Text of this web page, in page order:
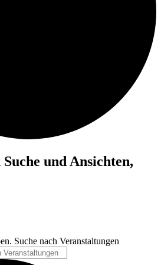
und Ansichten,
Suche nach Veranstaltungen